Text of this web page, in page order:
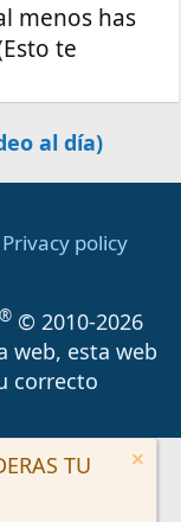
menos has
te
al día)
Privacy policy
® © 2010-2026
web, esta web
correcto
TU